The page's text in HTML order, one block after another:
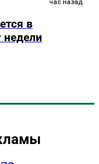
час назад
в
недели